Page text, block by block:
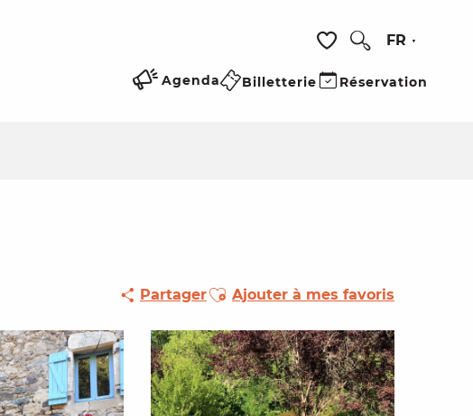
Voir les favoris
FR
Agenda Billetterie Réservation
PartagerAjouter aux favoris
Ajouter à mes favoris